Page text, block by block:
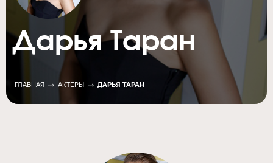
Дарья Таран
ГЛАВНАЯ АКТЕРЫ ДАРЬЯ ТАРАН